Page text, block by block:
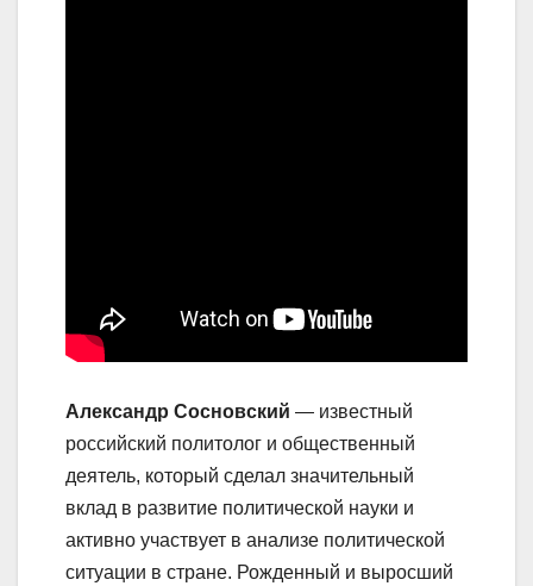
Александр Сосновский — известный
российский политолог и общественный
деятель, который сделал значительный
вклад в развитие политической науки и
активно участвует в анализе политической
ситуации в стране. Рожденный и выросший